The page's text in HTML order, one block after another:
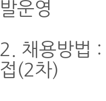
발운영
2. 채용방법
접(2차)